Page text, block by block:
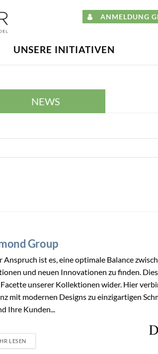
ANMELDUNG
UNSERE INITIATIVEN
NEWS
Group
Anspruch ist es, eine optimale Balance
und neuen Innovationen zu finden.
unserer Kollektionen wider. Hier
mit modernen Designs zu einzigartigen
Ihre Kunden...
LESEN